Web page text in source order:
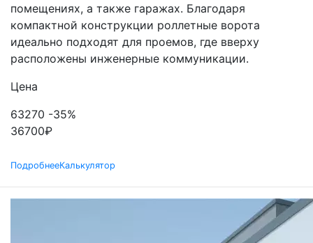
помещениях, а также гаражах. Благодаря
компактной конструкции роллетные ворота
идеально подходят для проемов, где вверху
расположены инженерные коммуникации.
Цена
63270 -35%
36700₽
ПодробнееКалькулятор